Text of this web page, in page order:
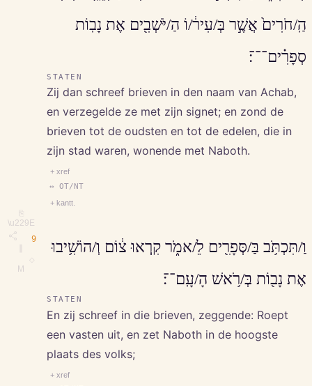
⎘
\u229E
M
הַֽ/חֹרִים֙ אֲשֶׁ֣ר בְּ/עִיר֔/וֹ הַ/יֹּשְׁבִ֖ים אֶת נָבֽוֹת
סְפָרִ֗ים־־־׃
STATEN
Zij dan schreef brieven in den naam van Achab,
en verzegelde ze met zijn signet; en zond de
brieven tot de oudsten en tot de edelen, die in
zijn stad waren, wonende met Naboth.
+ xref
↔ OT/NT
+ kantt.
9
וַ/תִּכְתֹּ֥ב בַּ/סְּפָרִ֖ים לֵ/אמֹ֑ר קִֽרְאוּ צ֔וֹם וְ/הוֹשִׁ֥יבוּ
אֶת נָב֖וֹת בְּ/רֹ֥אשׁ הָ/עָֽם־־׃
STATEN
En zij schreef in die brieven, zeggende: Roept
een vasten uit, en zet Naboth in de hoogste
plaats des volks;
+ xref